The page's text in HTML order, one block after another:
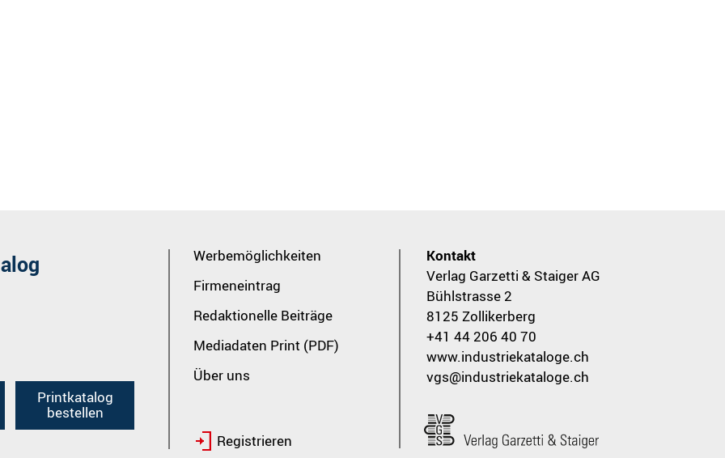
Kontakt
Verlag Garzetti & Staiger AG
Bühlstrasse 2
8125 Zollikerberg
+41 44 206 40 70
www.industriekataloge.ch
vgs@industriekataloge.ch
Printkatalog
bestellen
Werbemöglichkeiten
Firmeneintrag
Redaktionelle Beiträge
Mediadaten Print (PDF)
Über uns
Registrieren